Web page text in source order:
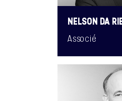
NELSON DA
Associé